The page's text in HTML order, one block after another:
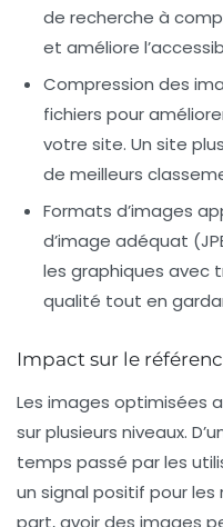
de recherche à
et améliore
Compression des
fichiers pour
votre site. Un site
de meilleurs
Formats d’images
d’image adéquat
les graphiques avec
qualité tout en
Impact sur le
Les images optimisées
sur plusieurs niveaux.
temps passé par les
un signal positif pour les
part, avoir des images